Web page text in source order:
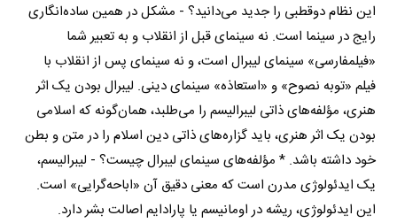
این نظام دوقطبی را جدید می‌دانید؟ - مشکل در همین ساده‌انگاری
رایج در سینما است. نه سینمای قبل از انقلاب و به تعبیر شما
«فیلم‎فارسی» سینمای لیبرال است، و نه سینمای پس از انقلاب با
فیلم «توبه نصوح» و «استعاذه» سینمای دینی. لیبرال بودن یک اثر
هنری، مؤلفه‌های ذاتی لیبرالیسم را می‌طلبد، همان‌گونه که اسلامی
بودن یک اثر هنری، باید گزاره‌های ذاتی دین اسلام را در متن و بطن
خود داشته باشد. * مؤلفه‌های سینمای لیبرال چیست؟ - لیبرالیسم،
یک ایدئولوژی مدرن است که معنی دقیق آن «اباحه‌گرایی» است.
این ایدئولوژی، ریشه در اومانیسم یا پارادایم اصالت بشر دارد.